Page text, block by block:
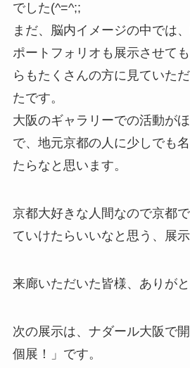
でした(^=^;;
まだ、脳内イメージの中では
ポートフォリオも展示させて
らもたくさんの方に見ていた
たです。
大阪のギャラリーでの活動が
で、地元京都の人に少しでも
たらなと思います。
京都大好きな人間なので京都
ていけたらいいなと思う、展示
来廊いただいた皆様、ありが
次の展示は、ナダール大阪で
個展！」です。